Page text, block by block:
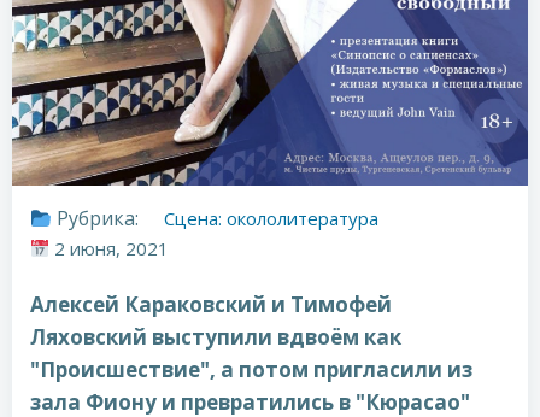
Рубрика:
Сцена: окололитература
2 июня, 2021
Алексей Караковский и Тимофей
Ляховский выступили вдвоём как
"Происшествие", а потом пригласили из
зала Фиону и превратились в "Кюрасао"